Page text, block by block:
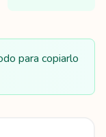
para copiarlo